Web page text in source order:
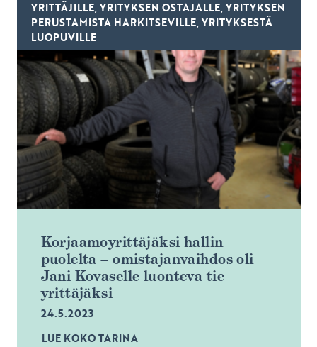
YRITTÄJILLE, YRITYKSEN OSTAJALLE, YRITYKSEN
PERUSTAMISTA HARKITSEVILLE, YRITYKSESTÄ
LUOPUVILLE
Korjaamoyrittäjäksi hallin
puolelta – omistajanvaihdos oli
Jani Kovaselle luonteva tie
yrittäjäksi
24.5.2023
LUE KOKO TARINA